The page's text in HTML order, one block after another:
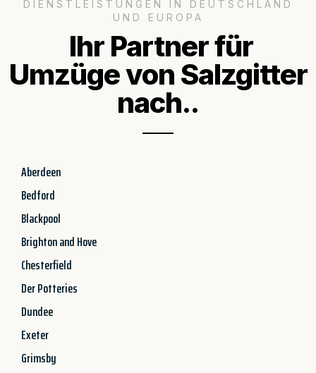
DIENSTLEISTUNGEN IN DEUTSCHLAND
UND EUROPA
Ihr Partner für
Umzüge von Salzgitter
nach..
Aberdeen
Bedford
Blackpool
Brighton and Hove
Chesterfield
Der Potteries
Dundee
Exeter
Grimsby